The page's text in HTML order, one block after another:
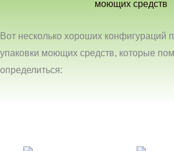
моющих средств
Вот несколько хороших конфигураций
упаковки моющих средств, которые
определиться: